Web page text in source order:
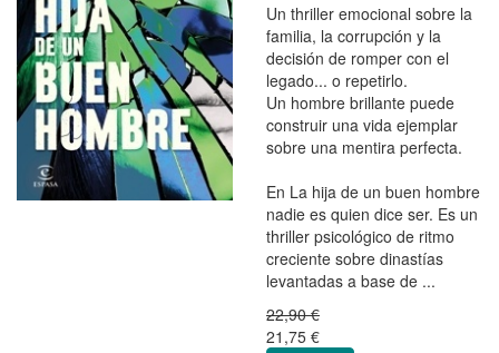
Un thriller emocional sobre la
familia, la corrupción y la
decisión de romper con el
legado... o repetirlo.
Un hombre brillante puede
construir una vida ejemplar
sobre una mentira perfecta.
En La hija de un buen hombre
nadie es quien dice ser. Es un
thriller psicológico de ritmo
creciente sobre dinastías
levantadas a base de ...
22,90 €
21,75 €